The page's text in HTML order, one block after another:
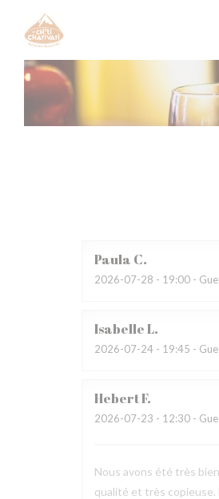
Personalizing your cookie choices
Paula C
2026-07-28 - 19:00 -
IsabelleL
2026-07-24 - 19:45 -
HebertF
2026-07-23 - 12:30 -
Nous avons été très
qualité et très copieuse.